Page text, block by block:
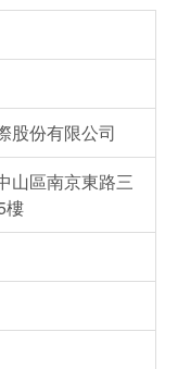
股份有限公司
山區南京東路三
樓